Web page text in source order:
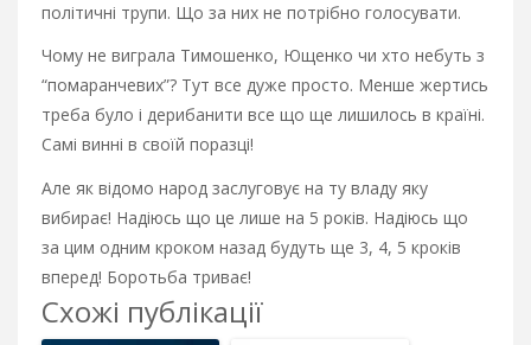
політичні трупи. Що за них не потрібно голосувати.
Чому не виграла Тимошенко, Ющенко чи хто небуть з
“помаранчевих”? Тут все дуже просто. Менше жертись
треба було і дерибанити все що ще лишилось в країні.
Самі винні в своїй поразці!
Але як відомо народ заслуговує на ту владу яку
вибирає! Надіюсь що це лише на 5 років. Надіюсь що
за цим одним кроком назад будуть ще 3, 4, 5 кроків
вперед! Боротьба триває!
Схожі публікації